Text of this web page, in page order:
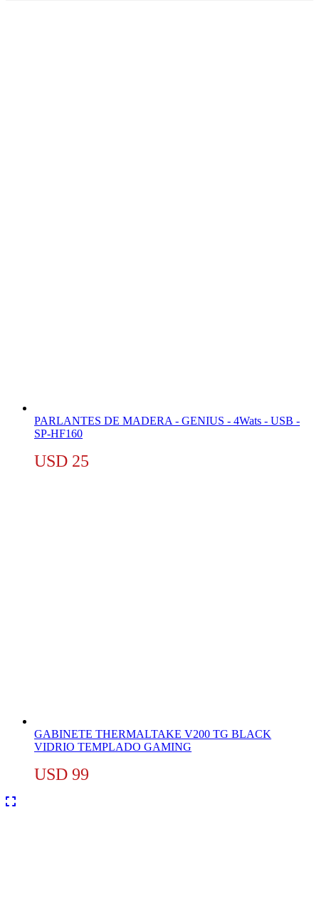
PARLANTES DE MADERA - GENIUS - 4Wats - USB -
SP-HF160
USD 25
GABINETE THERMALTAKE V200 TG BLACK
VIDRIO TEMPLADO GAMING
USD 99